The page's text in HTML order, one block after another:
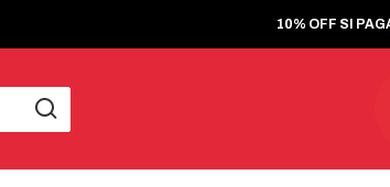
10% OFF SI